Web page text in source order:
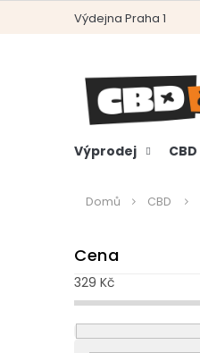
Výdejna Praha 1
Výprodej CBD
Domů CBD
o
s
t
r
a
Cena
329 Kč